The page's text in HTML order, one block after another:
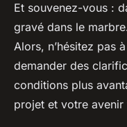
Et souvenez-vous :
gravé dans le
Alors, n’hésitez pas
demander des
conditions plus
projet et votre